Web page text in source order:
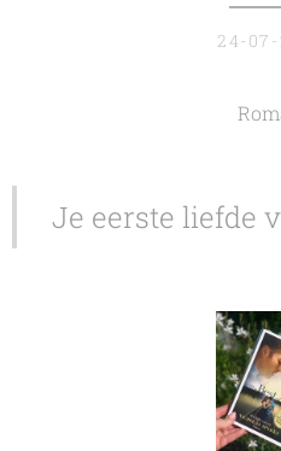
24-07-
Je eerste liefde